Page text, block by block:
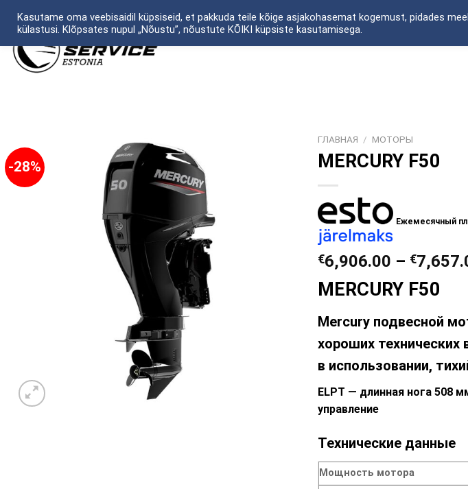
ЛОДКИ МОТОРЫ МОРСКАЯ
-28%
ГЛАВНАЯ / МОТОРЫ
MERCURY F50
Eжемесячный
€6,906.00 – €
MERCURY F50
Mercury подвесной
хороших
в использовании,
ELPT — длинная нога 508
управление
Технические данные
Мощность мотора
Kasutame oma veebisaidil küpsiseid, et pakkuda teile kõige asjakohasemat kogemust, pidades
külastusi. Klõpsates nupul „Nõustu”, nõustute KÕIKI küpsiste kasutamisega.